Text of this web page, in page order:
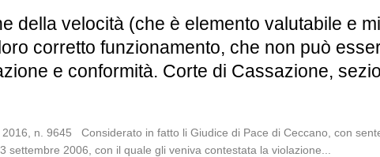
della velocità (che è elemento valutabile e
corretto funzionamento, che non può
e conformità. Corte di Cassazione,
n. 9645 Considerato in fatto li Giudice di Pace di Ceccano, con
2006, con il quale gli veniva contestata la violazione...